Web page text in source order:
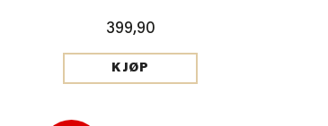
399,90
KJØP